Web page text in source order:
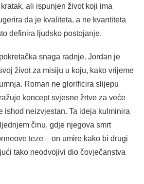
ali ispunjen život koji ima
da je kvaliteta, a ne kvantiteta
definira ljudsko postojanje.
snaga radnje. Jordan je
život za misiju u koju, kako vrijeme
Roman ne glorificira slijepu
koncept svjesne žrtve za veće
ishod neizvjestan. Ta ideja kulminira
činu, gdje njegova smrt
teze – on umire kako bi drugi
tako neodvojivi dio čovječanstva